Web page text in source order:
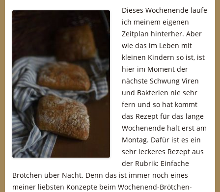
Dieses Wochenende laufe
ich meinem eigenen
Zeitplan hinterher. Aber
wie das im Leben mit
kleinen Kindern so ist, ist
hier im Moment der
nächste Schwung Viren
und Bakterien nie sehr
fern und so hat kommt
das Rezept für das lange
Wochenende halt erst am
Montag. Dafür ist es ein
sehr leckeres Rezept aus
der Rubrik: Einfache
Brötchen über Nacht. Denn das ist immer noch eines
meiner liebsten Konzepte beim Wochenend-Brötchen-